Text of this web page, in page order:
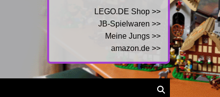
LEGO.DE Shop >>
JB-Spielwaren >>
Meine Jungs >>
amazon.de >>